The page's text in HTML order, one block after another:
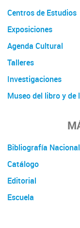
Centros de Estudios
Exposiciones
Agenda Cultural
Talleres
Investigaciones
Museo del libro y de
Bibliografía Nacional
Catálogo
Editorial
Escuela